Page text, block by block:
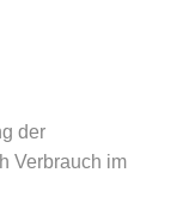
der
Verbrauch im